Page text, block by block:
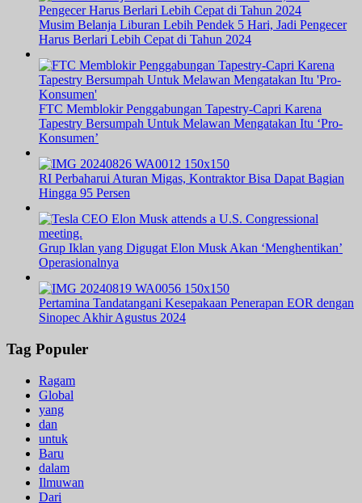
Musim Belanja Liburan Lebih Pendek 5 Hari, Jadi Pengecer
Harus Berlari Lebih Cepat di Tahun 2024
FTC Memblokir Penggabungan Tapestry-Capri Karena
Tapestry Bersumpah Untuk Melawan Mengatakan Itu ‘Pro-
Konsumen’
RI Perbaharui Aturan Migas, Kontraktor Bisa Dapat Bagian
Hingga 95 Persen
Grup Iklan yang Digugat Elon Musk Akan ‘Menghentikan’
Operasionalnya
Pertamina Tandatangani Kesepakaan Penerapan EOR dengan
Sinopec Akhir Agustus 2024
Tag Populer
Ragam
Global
yang
dan
untuk
Baru
dalam
Ilmuwan
Dari